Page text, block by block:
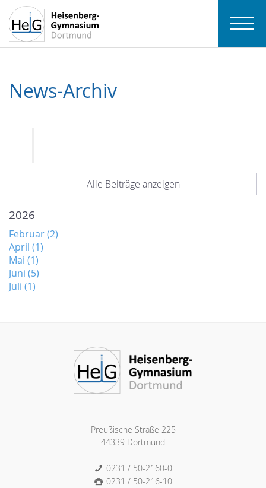
News-Archiv
Alle Beiträge anzeigen
2026
Februar (2)
April (1)
Mai (1)
Juni (5)
Juli (1)
Preußische Straße 225
44339 Dortmund
0231 / 50-2160-0
0231 / 50-216-10